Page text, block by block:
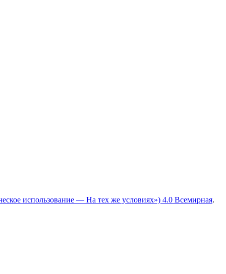
использование — На тех же условиях») 4.0 Всемирная.